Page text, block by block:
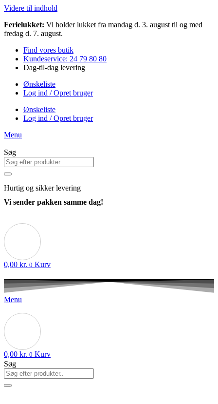
Videre til indhold
Ferielukket: Vi holder lukket fra mandag d. 3. august til og med
fredag d. 7. august.
Find vores butik
Kundeservice: 24 79 80 80
Dag-til-dag levering
Ønskeliste
Log ind / Opret bruger
Ønskeliste
Log ind / Opret bruger
Menu
Søg
Hurtig og sikker levering
Vi sender pakken samme dag!
0,00 kr. 0 Kurv
Menu
0,00 kr. 0 Kurv
Søg